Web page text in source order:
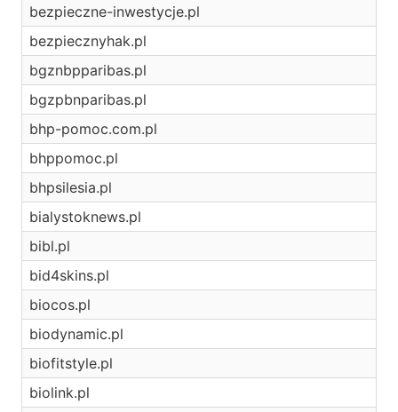
bezpieczne-inwestycje.pl
bezpiecznyhak.pl
bgznbpparibas.pl
bgzpbnparibas.pl
bhp-pomoc.com.pl
bhppomoc.pl
bhpsilesia.pl
bialystoknews.pl
bibl.pl
bid4skins.pl
biocos.pl
biodynamic.pl
biofitstyle.pl
biolink.pl